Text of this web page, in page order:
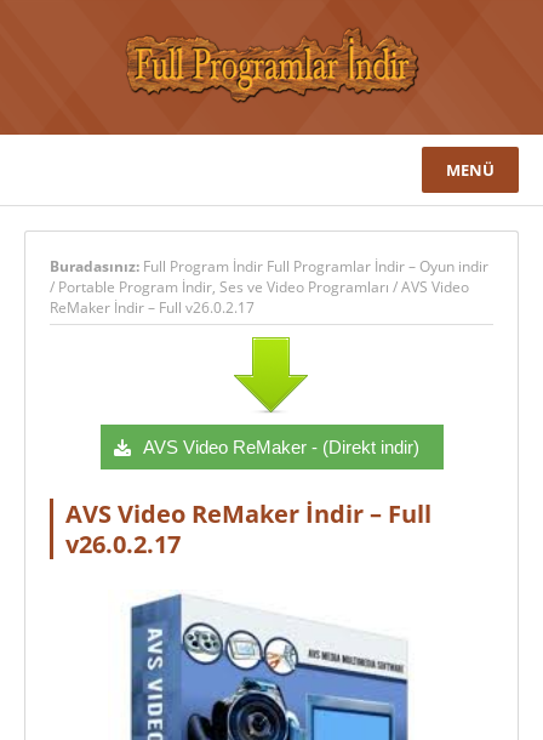
MENÜ
Buradasınız: Full Program İndir Full Programlar İndir – Oyun indir
/ Portable Program İndir, Ses ve Video Programları /AVS Video
ReMaker İndir – Full v26.0.2.17
AVS Video ReMaker - (Direkt indir)
AVS Video ReMaker İndir – Full
v26.0.2.17